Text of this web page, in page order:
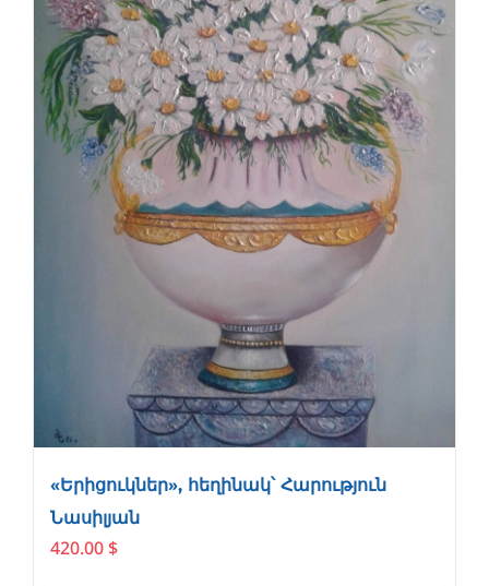
«Երիցուկներ», հեղինակ՝ Հարություն
Նասիլյան
420.00 $